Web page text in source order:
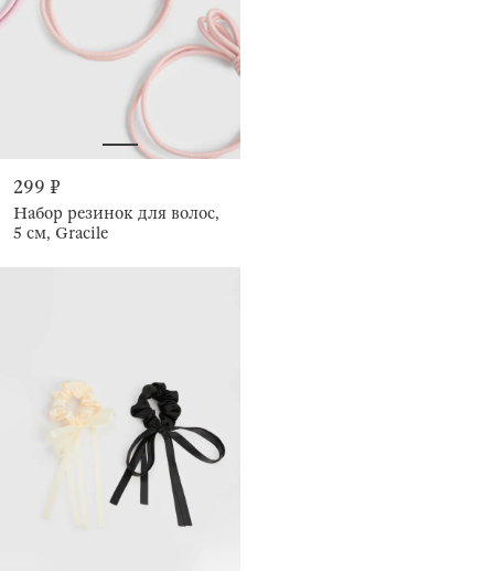
299 ₽
Набор резинок для волос,
5 см, Gracile